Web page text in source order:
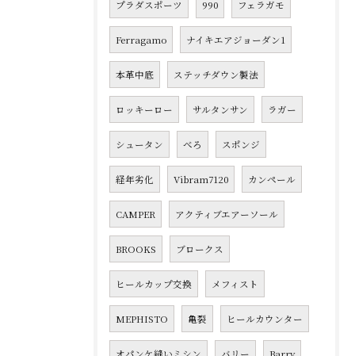
プラダスポーツ 990 フェラガモ
Ferragamo ナイキエアジョーダン1
本革中底 ステッチダウン製法
ロッキーロー サルタンサン ラガー
シュータン べろ スポンジ
経年劣化 Vibram7120 カンペール
CAMPER アクティブエアーソール
BROOKS ブロークス
ヒールカップ交換 メフィスト
MEPHISTO 亀裂 ヒールカウンター